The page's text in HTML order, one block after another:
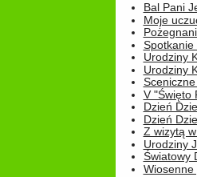
Bal Pani
Moje
Spotkanie
Urodziny
Urodziny
V "Święto
Dzień
Dzień
Z wizytą
Urodziny
Światowy
Wiosenne